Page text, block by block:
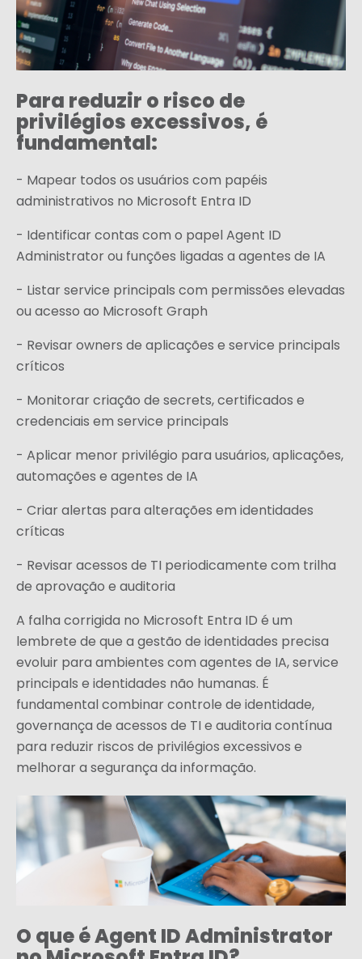
Para reduzir o risco de
privilégios excessivos, é
fundamental:
- Mapear todos os usuários com papéis
administrativos no Microsoft Entra ID
- Identificar contas com o papel Agent ID
Administrator ou funções ligadas a agentes de IA
- Listar service principals com permissões elevadas
ou acesso ao Microsoft Graph
- Revisar owners de aplicações e service principals
críticos
- Monitorar criação de secrets, certificados e
credenciais em service principals
- Aplicar menor privilégio para usuários, aplicações,
automações e agentes de IA
- Criar alertas para alterações em identidades
críticas
- Revisar acessos de TI periodicamente com trilha
de aprovação e auditoria
A falha corrigida no Microsoft Entra ID é um
lembrete de que a gestão de identidades precisa
evoluir para ambientes com agentes de IA, service
principals e identidades não humanas. É
fundamental combinar controle de identidade,
governança de acessos de TI e auditoria contínua
para reduzir riscos de privilégios excessivos e
melhorar a segurança da informação.
O que é Agent ID Administrator